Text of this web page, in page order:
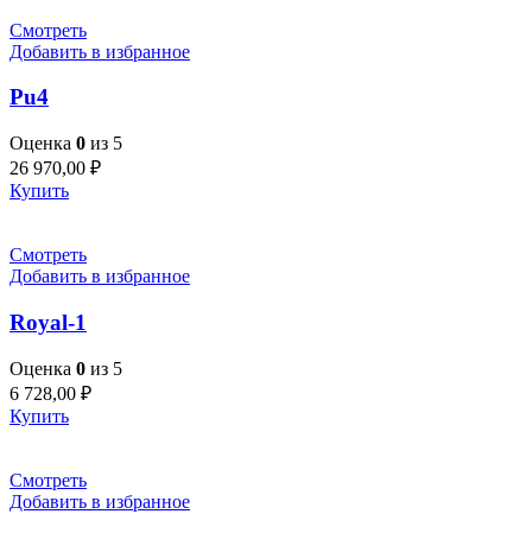
Смотреть
Добавить в избранное
Pu4
Оценка 0 из 5
26 970,00 ₽
Купить
Смотреть
Добавить в избранное
Royal-1
Оценка 0 из 5
6 728,00 ₽
Купить
Смотреть
Добавить в избранное